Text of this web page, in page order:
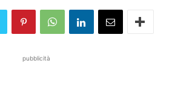
pubblicità